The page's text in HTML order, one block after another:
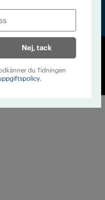
2026
Nej, tack
du Tidningen